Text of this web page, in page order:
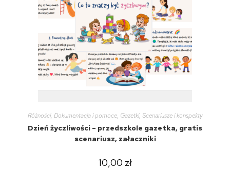
Różności, Dokumentacja i pomoce, Gazetki, Scenariusze i konspekty
Dzień życzliwości – przedszkole gazetka, gratis
scenariusz, załaczniki
10,00 zł